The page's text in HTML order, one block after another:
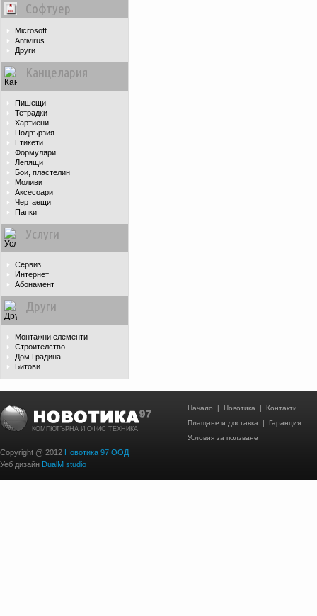
Софтуер
Microsoft
Antivirus
Други
Канцелария
Пишещи
Тетрадки
Хартиени
Подвързия
Етикети
Формуляри
Лепящи
Бои, пластелин
Моливи
Аксесоари
Чертаещи
Папки
Услуги
Сервиз
Интернет
Абонамент
Други
Монтажни елементи
Строителство
Дом Градина
Битови
КОМПЮТЪРНА И ОФИС ТЕХНИКА
Copyright @ 2012 Новотика 97 ООД
Уеб дизайн DualM studio
Начало | Новотика | Контакти
Плащане и доставка | Гаранция
Условия за ползване